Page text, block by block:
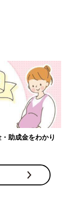
助成金をわかり